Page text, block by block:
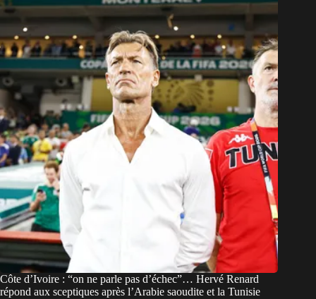
Côte d’Ivoire : “on ne parle pas d’échec”… Hervé Renard
répond aux sceptiques après l’Arabie saoudite et la Tunisie